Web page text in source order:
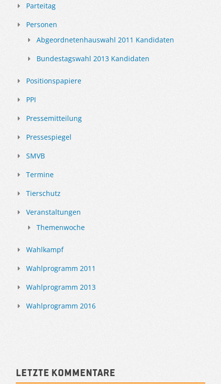
Parteitag
Personen
Abgeordnetenhauswahl 2011 Kandidaten
Bundestagswahl 2013 Kandidaten
Positionspapiere
PPI
Pressemitteilung
Pressespiegel
SMVB
Termine
Tierschutz
Veranstaltungen
Themenwoche
Wahlkampf
Wahlprogramm 2011
Wahlprogramm 2013
Wahlprogramm 2016
Letzte Kommentare